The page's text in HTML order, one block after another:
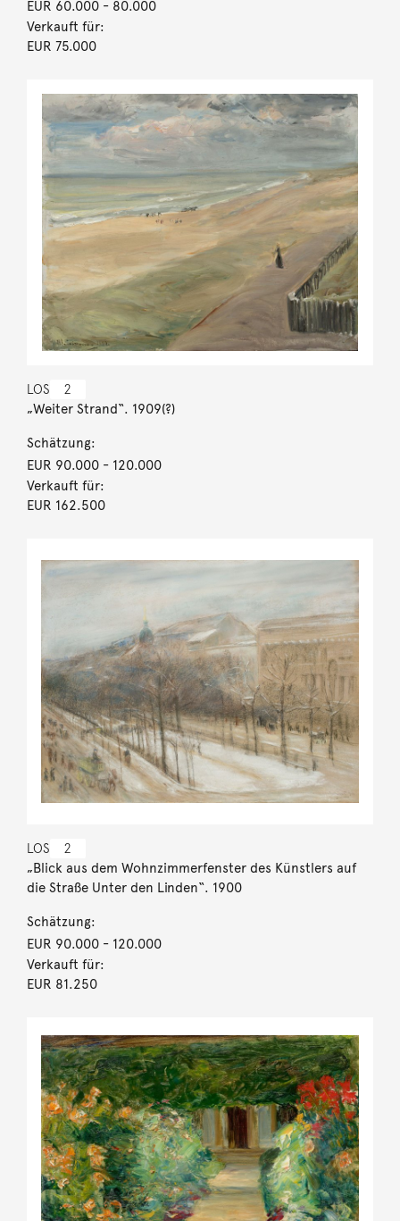
EUR 60.000- 80.000
Verkauft für:
EUR 75.000
LOS 2
„Weiter Strand“. 1909(?)
Schätzung:
EUR 90.000- 120.000
Verkauft für:
EUR 162.500
LOS 2
„Blick aus dem Wohnzimmerfenster des Künstlers auf
die Straße Unter den Linden“. 1900
Schätzung:
EUR 90.000- 120.000
Verkauft für:
EUR 81.250